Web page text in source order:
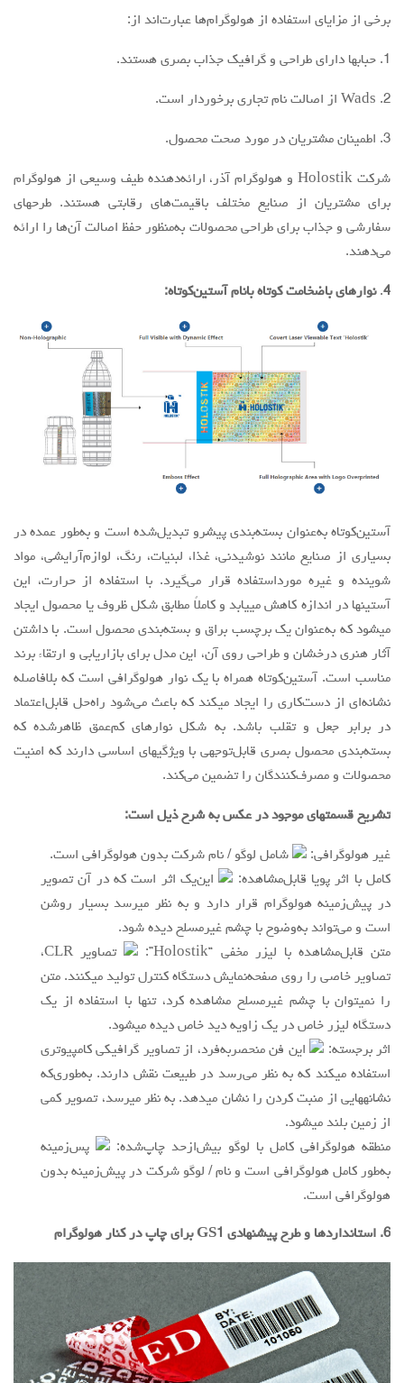
برخی از مزایای استفاده از هولوگرام‌ها عبارت‌اند از:
1. حبابها دارای طراحی و گرافیک جذاب بصری هستند.
2. Wads از اصالت نام تجاری برخوردار است.
3. اطمینان مشتریان در مورد صحت محصول.
شرکت Holostik و هولوگرام آذر، ارائه‌دهنده طیف وسیعی از هولوگرام
برای مشتریان از صنایع مختلف باقیمت‌های رقابتی هستند. طرحهای
سفارشی و جذاب برای طراحی محصولات به‌منظور حفظ اصالت آن‌ها را ارائه
می‌دهند.
4
. نوارهای باضخامت کوتاه بانام آستین‌کوتاه:
آستین‌کوتاه به‌عنوان بسته‌بندی پیشرو تبدیل‌شده است و به‌طور عمده در
بسیاری از صنایع مانند نوشیدنی، غذا، لبنیات، رنگ، لوازم‌آرایشی، مواد
شوینده و غیره مورداستفاده قرار می‌گیرد. با استفاده از حرارت، این
آستینها در اندازه کاهش مییابد و کاملاً مطابق شکل ظروف یا محصول ایجاد
میشود که به‌عنوان یک برچسب براق و بسته‌بندی محصول است. با داشتن
آثار هنری درخشان و طراحی روی آن، این مدل برای بازاریابی و ارتقاء برند
مناسب است. آستین‌کوتاه همراه با یک نوار هولوگرافی است که بلافاصله
نشانه‌ای از دست‌کاری را ایجاد میکند که باعث می‌شود راه‌حل قابل‌اعتماد
در برابر جعل و تقلب باشد. به شکل نوارهای کم‌عمق ظاهرشده که
بسته‌بندی محصول بصری قابل‌توجهی با ویژگیهای اساسی دارند که امنیت
محصولات و مصرف‌کنندگان را تضمین می‌کند.
تشریح قسمتهای موجود در عکس به شرح ذیل است:
غیر هولوگرافی:
شامل لوگو / نام شرکت بدون هولوگرافی است.
کامل با اثر پویا قابل‌مشاهده:
این‌یک اثر است که در آن تصویر
در پیش‌زمینه هولوگرام قرار دارد و به نظر میرسد بسیار روشن
است و می‌تواند به‌وضوح با چشم غیرمسلح دیده شود.
متن قابل‌مشاهده با ليزر مخفي “Holostik”:
تصاویر CLR،
تصاویر خاصی را روی صفحه‌نمایش دستگاه کنترل تولید میکنند. متن
را نمیتوان با چشم غیرمسلح مشاهده کرد، تنها با استفاده از یک
دستگاه لیزر خاص در یک زاویه دید خاص دیده میشود.
اثر برجسته:
این فن منحصربه‌فرد، از تصاویر گرافیکی کامپیوتری
استفاده میکند که به نظر می‌رسد در طبیعت نقش دارند. به‌طوری‌که
نشانههایی از منبت کردن را نشان میدهد. به نظر میرسد، تصویر کمی
از زمین بلند میشود.
منطقه هولوگرافی کامل با لوگو بیش‌ازحد چاپ‌شده:
پس‌زمینه
به‌طور کامل هولوگرافی است و نام / لوگو شرکت در پیش‌زمینه بدون
هولوگرافی است.
6. استانداردها و طرح پیشنهادی GS1 برای چاپ در کنار هولوگرام